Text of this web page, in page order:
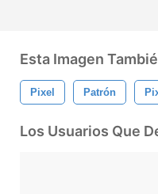
Esta Imagen
Pixel Patrón
Los Usuarios Que